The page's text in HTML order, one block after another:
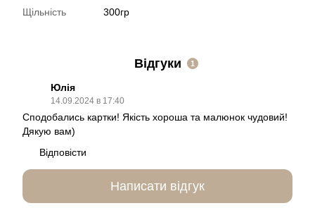
Щільність 300гр
Відгуки 1
Юлія
14.09.2024 в 17:40
Сподобались картки! Якість хороша та малюнок чудовий!
Дякую вам)
Відповісти
Написати відгук